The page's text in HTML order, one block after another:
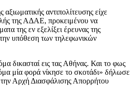
αντιπολίτευσης είχε
της ΑΔΑΕ, προκειμένου να
της εν εξελίξει έρευνας της
υπόθεση των τηλεφωνικών
δικασταί εις τας Αθήνας. Και το φως
μία φορά νίκησε το σκοτάδι» δήλωσε
Αρχή Διασφάλισης Απορρήτου